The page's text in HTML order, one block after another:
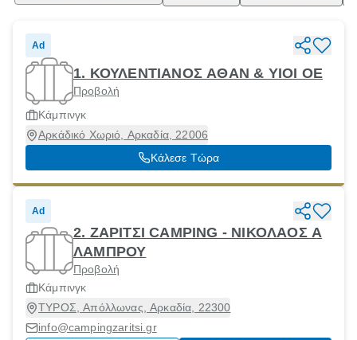
Ad
1. ΚΟΥΛΕΝΤΙΑΝΟΣ ΑΘΑΝ & ΥΙΟΙ ΟΕ
Προβολή
Κάμπινγκ
Αρκάδικό Χωριό, Αρκαδία, 22006
Κάλεσε Τώρα
Ad
2. ΖΑΡΙΤΣΙ CAMPING - ΝΙΚΟΛΑΟΣ Α
ΛΑΜΠΡΟΥ
Προβολή
Κάμπινγκ
ΤΥΡΟΣ, Απόλλωνας, Αρκαδία, 22300
info@campingzaritsi.gr